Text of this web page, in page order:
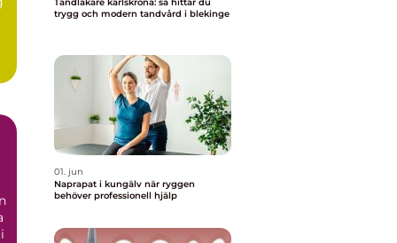
trygg och modern tandvård i blekinge
01. jun
Naprapat i kungälv när ryggen
behöver professionell hjälp